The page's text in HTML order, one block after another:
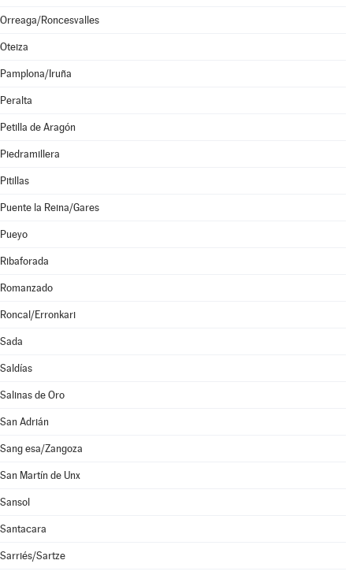
Orreaga/Roncesvalles
Oteiza
Pamplona/Iruña
Peralta
Petilla de Aragón
Piedramillera
Pitillas
Puente la Reina/Gares
Pueyo
Ribaforada
Romanzado
Roncal/Erronkari
Sada
Saldías
Salinas de Oro
San Adrián
Sang esa/Zangoza
San Martín de Unx
Sansol
Santacara
Sarriés/Sartze